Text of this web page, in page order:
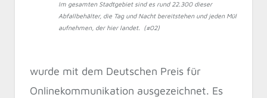
Im gesamten Stadtgebiet sind es rund 22.300 dieser
Abfallbehälter, die Tag und Nacht bereitstehen und jeden Müll
aufnehmen, der hier landet. (#02)
wurde mit dem Deutschen Preis für
Onlinekommunikation ausgezeichnet. Es